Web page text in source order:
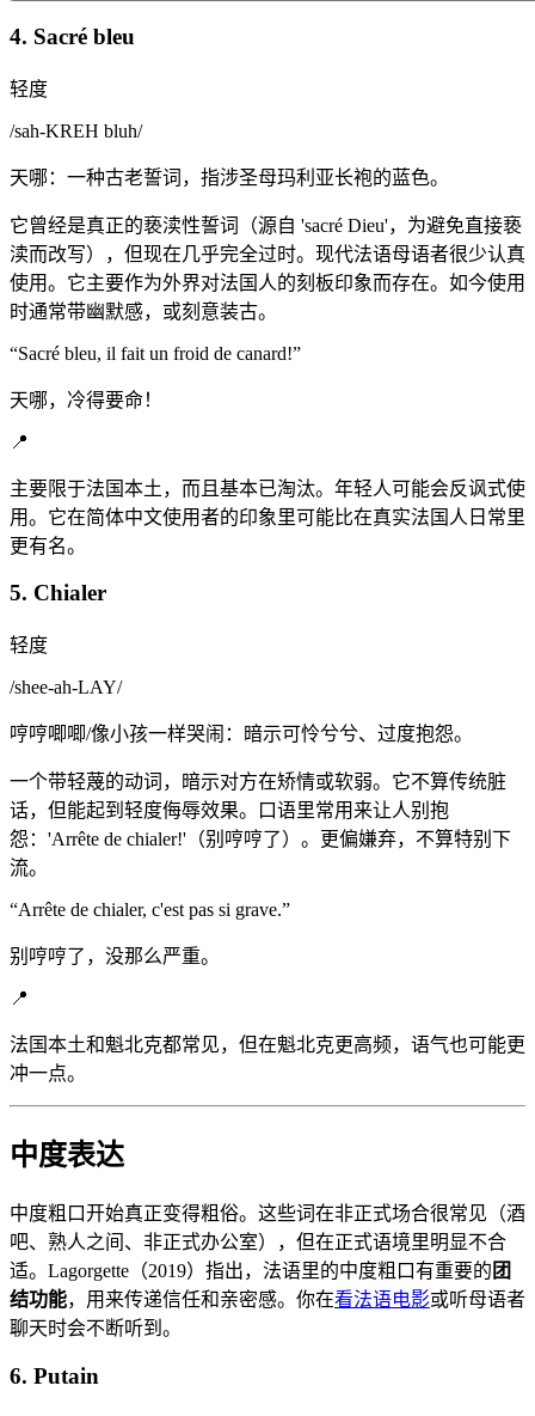
4. Sacré bleu
轻度
/sah-KREH bluh/
天哪：一种古老誓词，指涉圣母玛利亚长袍的蓝色。
它曾经是真正的亵渎性誓词（源自 'sacré Dieu'，为避免直接亵
渎而改写），但现在几乎完全过时。现代法语母语者很少认真
使用。它主要作为外界对法国人的刻板印象而存在。如今使用
时通常带幽默感，或刻意装古。
“Sacré bleu, il fait un froid de canard!”
天哪，冷得要命！
📍
主要限于法国本土，而且基本已淘汰。年轻人可能会反讽式使
用。它在简体中文使用者的印象里可能比在真实法国人日常里
更有名。
5. Chialer
轻度
/shee-ah-LAY/
哼哼唧唧/像小孩一样哭闹：暗示可怜兮兮、过度抱怨。
一个带轻蔑的动词，暗示对方在矫情或软弱。它不算传统脏
话，但能起到轻度侮辱效果。口语里常用来让人别抱
怨：'Arrête de chialer!'（别哼哼了）。更偏嫌弃，不算特别下
流。
“Arrête de chialer, c'est pas si grave.”
别哼哼了，没那么严重。
📍
法国本土和魁北克都常见，但在魁北克更高频，语气也可能更
冲一点。
中度表达
中度粗口开始真正变得粗俗。这些词在非正式场合很常见（酒
吧、熟人之间、非正式办公室），但在正式语境里明显不合
适。Lagorgette（2019）指出，法语里的中度粗口有重要的 团
结功能，用来传递信任和亲密感。你在看法语电影或听母语者
聊天时会不断听到。
6. Putain